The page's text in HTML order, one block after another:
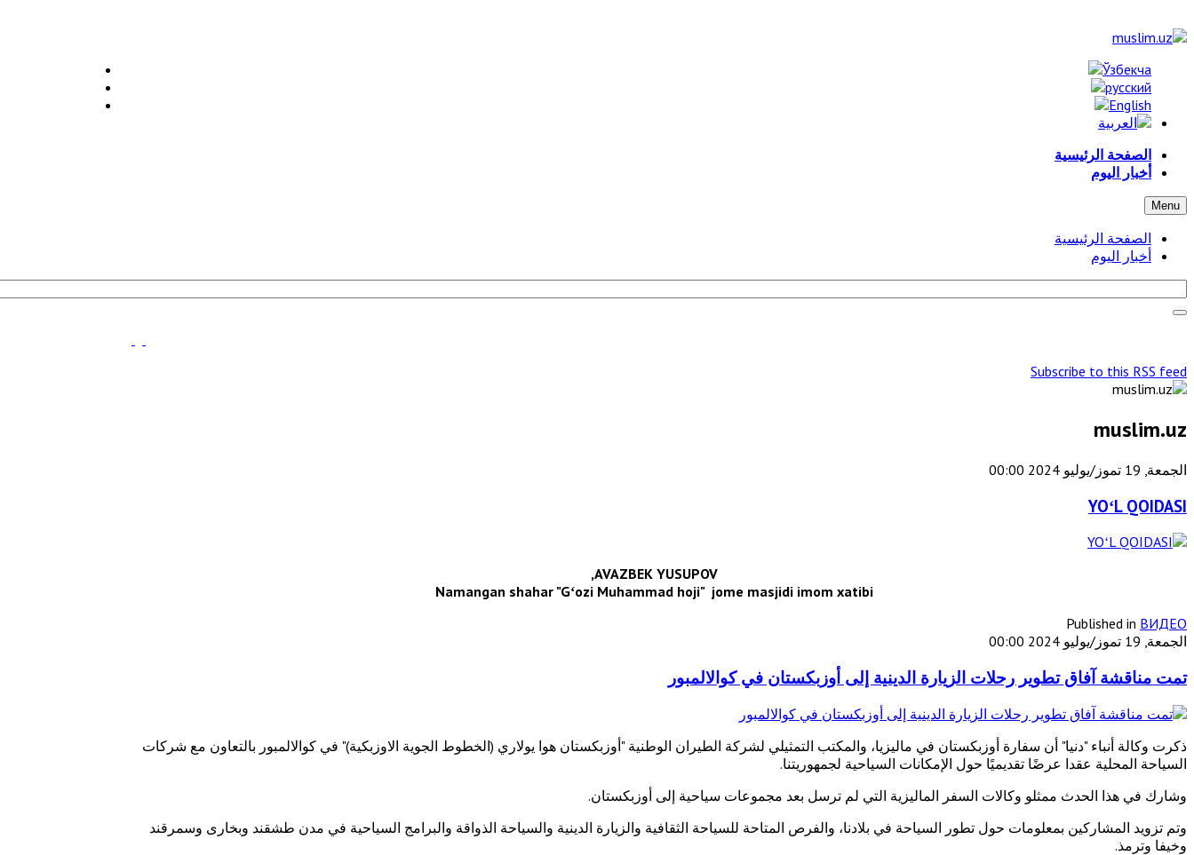
الصفحة الرئيسية
أخبار اليوم
Menu
الصفحة الرئيسية
أخبار اليوم
Subscribe to this RSS feed
muslim.uz
الجمعة, 19 تموز/يوليو 2024 00:00
YOʻL QOIDASI
AVAZBEK YUSUPOV,
Namangan shahar "Gʻozi Muhammad hoji" jome masjidi imom xatibi
Published in ВИДЕО
الجمعة, 19 تموز/يوليو 2024 00:00
تمت مناقشة آفاق تطوير رحلات الزيارة الدينية إلى أوزبكستان في كوالالمبور
ذكرت وكالة أنباء "دنيا" أن سفارة أوزبكستان في ماليزيا، والمكتب التمثيلي لشركة الطيران الوطنية "أوزبكستان هوا يولاري (الخطوط الجوية الاوزبكية)" في كوالالمبور بالتعاون مع شركات
السياحة المحلية عقدا عرضًا تقديميًا حول الإمكانات السياحية لجمهوريتنا.
وشارك في هذا الحدث ممثلو وكالات السفر الماليزية التي لم ترسل بعد مجموعات سياحية إلى أوزبكستان.
وتم تزويد المشاركين بمعلومات حول تطور السياحة في بلادنا، والفرص المتاحة للسياحة الثقافية والزيارة الدينية والسياحة الذواقة والبرامج السياحية في مدن طشقند وبخارى وسمرقند
وخيفا وترمذ.